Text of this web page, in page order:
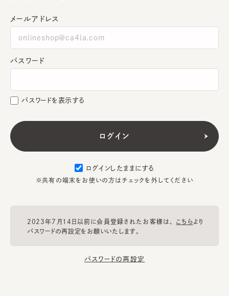
メールアドレス
パスワード
パスワードを表示する
ログインしたままにする
※共有の端末をお使いの方はチェックを外してください
2023年7月14日以前に会員登録されたお客様は、 こちらより
パスワードの再設定をお願いいたします。
パスワードの再設定